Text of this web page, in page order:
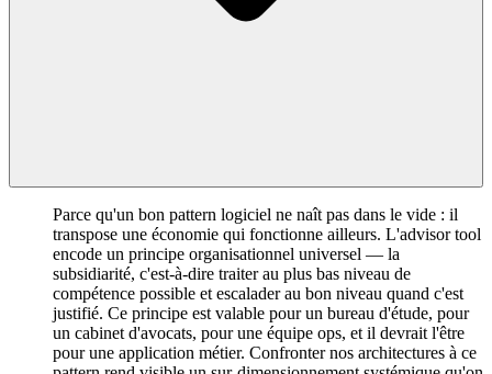
Parce qu'un bon pattern logiciel ne naît pas dans le vide : il
transpose une économie qui fonctionne ailleurs. L'advisor tool
encode un principe organisationnel universel — la
subsidiarité, c'est-à-dire traiter au plus bas niveau de
compétence possible et escalader au bon niveau quand c'est
justifié. Ce principe est valable pour un bureau d'étude, pour
un cabinet d'avocats, pour une équipe ops, et il devrait l'être
pour une application métier. Confronter nos architectures à ce